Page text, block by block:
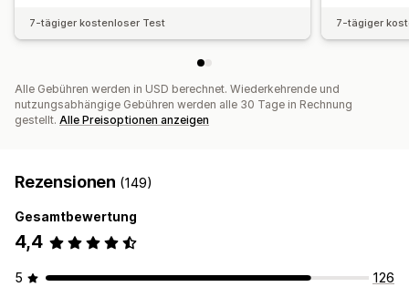
7-tägiger kostenloser Test 7-tägiger
Alle Gebühren werden in USD berechnet. Wiederkehrende und
nutzungsabhängige Gebühren werden alle 30 Tage in Rechnung
gestellt. Alle Preisoptionen anzeigen
Rezensionen (149)
Gesamtbewertung
4,4
5
126